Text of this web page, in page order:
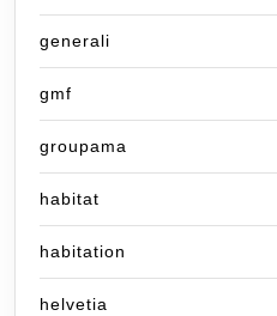
generali
gmf
groupama
habitat
habitation
helvetia